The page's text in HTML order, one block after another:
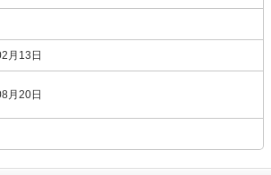
月13日
月20日